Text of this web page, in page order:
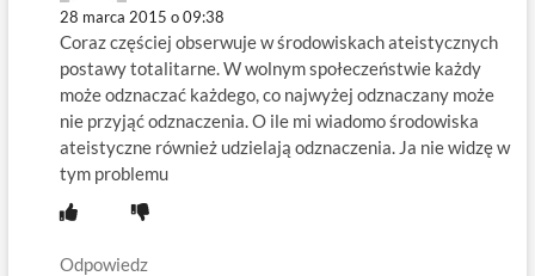
28 marca 2015 o 09:38
Coraz częściej obserwuje w środowiskach ateistycznych
postawy totalitarne. W wolnym społeczeństwie każdy
może odznaczać każdego, co najwyżej odznaczany może
nie przyjąć odznaczenia. O ile mi wiadomo środowiska
ateistyczne również udzielają odznaczenia. Ja nie widzę w
tym problemu
Odpowiedz